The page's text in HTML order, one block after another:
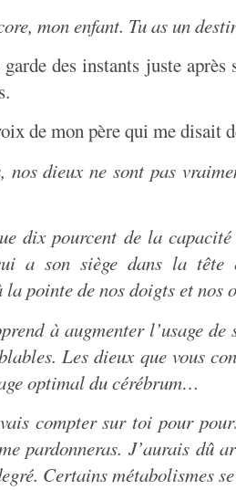
mon enfant. Tu as un
des instants juste
de mon père qui me disait
nos dieux ne sont pas
dix pourcent de la
a son siège dans la
la pointe de nos doigts et nos
à augmenter l’usage
Les dieux que vous
optimal du cérébrum…
compter sur toi pour
pardonneras. J’aurais dû
Certains métabolismes